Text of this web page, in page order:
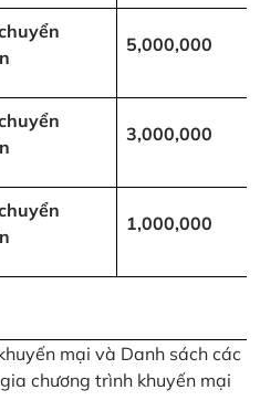
5,000,000
3,000,000
1,000,000
mại và Danh sách các
chương trình khuyến mại